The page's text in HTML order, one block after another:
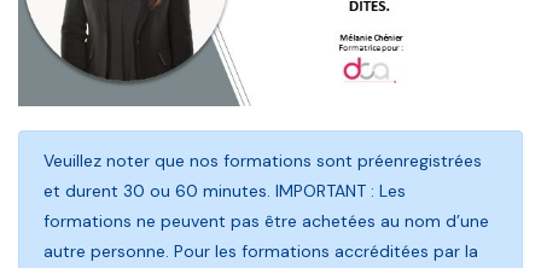
Veuillez noter que nos formations sont préenregistrées
et durent 30 ou 60 minutes. IMPORTANT : Les
formations ne peuvent pas être achetées au nom d’une
autre personne. Pour les formations accréditées par la